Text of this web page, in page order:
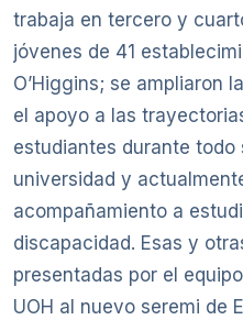
trabaja en tercero y
jóvenes de 41
O’Higgins; se ampliaron
el apoyo a las
estudiantes durante todo
universidad y
acompañamiento a
discapacidad. Esas y
presentadas por el
UOH al nuevo seremi de